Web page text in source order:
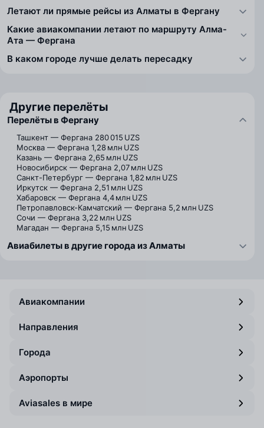
Летают ли прямые рейсы из Алматы в Фергану
Какие авиакомпании летают по маршруту Алма-
Ата — Фергана
В каком городе лучше делать пересадку
Другие перелёты
Перелёты в Фергану
Ташкент — Фергана 280 015 UZS
Москва — Фергана 1,28 млн UZS
Казань — Фергана 2,65 млн UZS
Новосибирск — Фергана 2,07 млн UZS
Санкт-Петербург — Фергана 1,82 млн UZS
Иркутск — Фергана 2,51 млн UZS
Хабаровск — Фергана 4,4 млн UZS
Петропавловск-Камчатский — Фергана 5,2 млн UZS
Сочи — Фергана 3,22 млн UZS
Магадан — Фергана 5,15 млн UZS
Авиабилеты в другие города из Алматы
Авиакомпании
Направления
Города
Аэропорты
Aviasales в мире